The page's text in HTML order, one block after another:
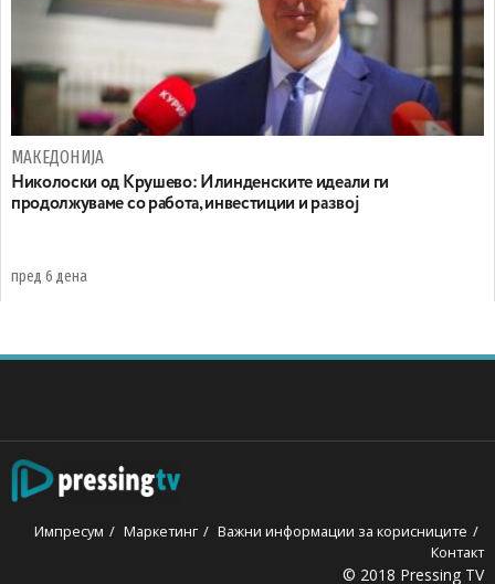
МАКЕДОНИЈА
Николоски од Крушево: Илинденските идеали ги
продолжуваме со работа, инвестиции и развој
пред 6 дена
Импресум Маркетинг
Важни информации за корисниците
Контакт
© 2018 Pressing TV